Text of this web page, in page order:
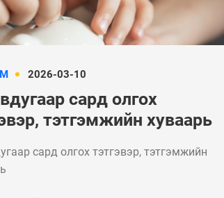
2026-03-10
сард олгох
тэтгэмжийн хуваарь
сард олгох тэтгэвэр, тэтгэмжийн